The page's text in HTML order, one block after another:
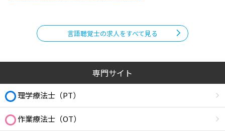
言語聴覚士の求人をすべて見る
専門サイト
理学療法士（PT）
作業療法士（OT）